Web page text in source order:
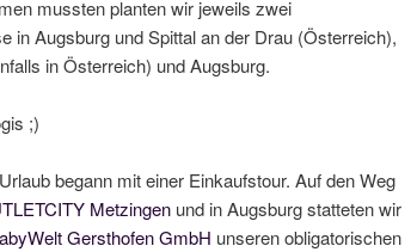
mussten planten wir jeweils zwei
in Augsburg und Spittal an der Drau (Österreich),
in Österreich) und Augsburg.
;)
begann mit einer Einkaufstour. Auf den Weg
Metzingen und in Augsburg statteten wir
Gersthofen GmbH unseren obligatorischen